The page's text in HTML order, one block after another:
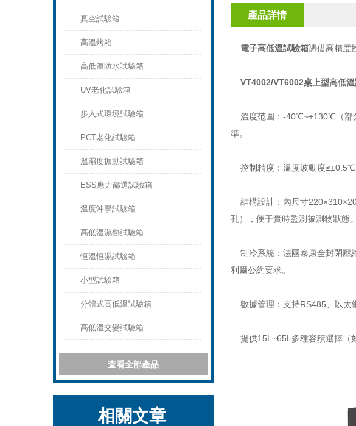
真空試驗箱
高溫烤箱
高低溫防水試驗箱
UV老化試驗箱
步入式環境試驗箱
PCT老化試驗箱
溫濕度振動試驗箱
ESS應力篩選試驗箱
溫度沖擊試驗箱
高低溫濕熱試驗箱
恒溫恒濕試驗箱
小型試驗箱
分體式高低溫試驗箱
高低溫交變試驗箱
查看全部產品
相關文章
產品詳情
電子高低溫試驗箱憑借高精度
VT4002/VT6002桌上型高低溫
溫度范圍：-40℃~+130℃（部
準。
控制精度：溫度波動度≤±0.5℃
結構設計：內尺寸
孔），便于實時監測被測物狀態。
制冷系統：法國泰康全封閉壓
利爾公約要求。
數據管理：支持RS485、以太
提供15L~65L多種容積選擇（